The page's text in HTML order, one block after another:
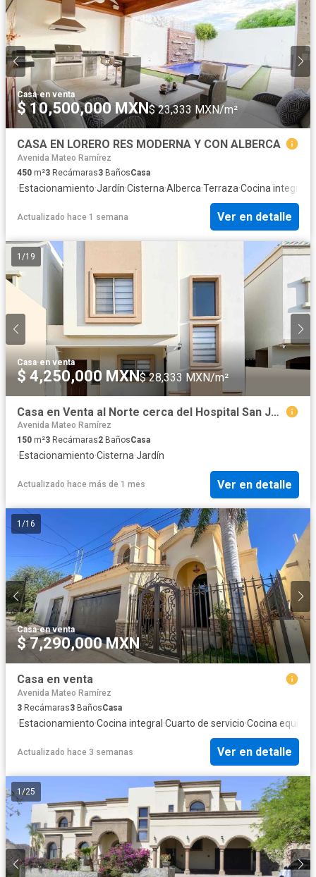
Casa·en venta
$ 10,500,000 MXN$ 23,333 MXN/m²
CASA EN LORERO RES MODERNA Y CON ALBERCA
Avenida Mateo Ramírez
450 m²3 Recámaras3 BañosCasa
·Estacionamiento·Jardín·Cisterna·Alberca·Terraza·Cocina integral
Actualizado hace 1 semana Ver en detalle
1 /19
Casa·en venta
$ 4,250,000 MXN$ 28,333 MXN/m²
Casa en Venta al Norte cerca del Hospital San José en Hermosillo, Sonora
Avenida Mateo Ramírez
150 m²3 Recámaras2 BañosCasa
·Estacionamiento·Cisterna·Jardín
Actualizado hace más de 1 mes Ver en detalle
1 /16
Casa·en venta
$ 7,290,000 MXN
Casa en venta
Avenida Mateo Ramírez
3 Recámaras3 BañosCasa
·Estacionamiento·Cocina integral ·Cuarto de servicio·Cocina
Actualizado hace 3 semanas Ver en detalle
1 /25